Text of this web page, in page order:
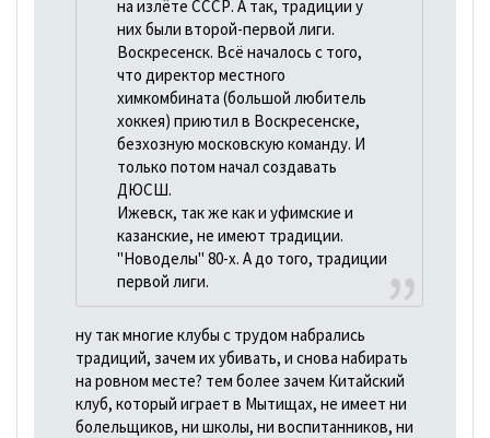
на излёте СССР. А так, традиции у
них были второй-первой лиги.
Воскресенск. Всё началось с того,
что директор местного
химкомбината (большой любитель
хоккея) приютил в Воскресенске,
безхозную московскую команду. И
только потом начал создавать
ДЮСШ.
Ижевск, так же как и уфимские и
казанские, не имеют традиции.
"Новоделы" 80-х. А до того, традиции
первой лиги.
ну так многие клубы с трудом набрались
традиций, зачем их убивать, и снова набирать
на ровном месте? тем более зачем Китайский
клуб, который играет в Мытищах, не имеет ни
болельщиков, ни школы, ни воспитанников, ни